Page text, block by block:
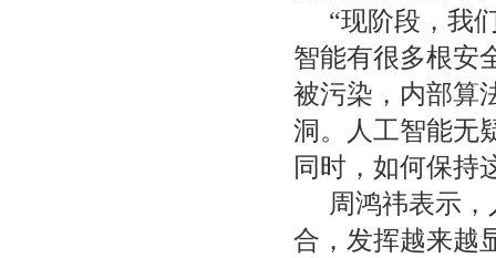
“现阶段，我
智能有很多根安
被污染，内部算
洞。人工智能无
同时，如何保持
周鸿祎表示
合，发挥越来越